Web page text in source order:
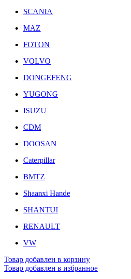
SCANIA
MAZ
FOTON
VOLVO
DONGEFENG
YUGONG
ISUZU
CDM
DOOSAN
Caterpillar
BMTZ
Shaanxi Hande
SHANTUI
RENAULT
VW
Товар добавлен в корзину
Товар добавлен в избранное